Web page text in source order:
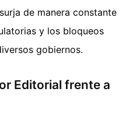
de manera constante
y los bloqueos
gobiernos.
Editorial frente a